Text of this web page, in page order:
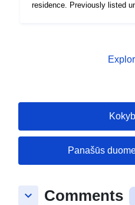
residence. Previously listed
Income Analyses: Other
Panašūs
keyboard_arrow_down Comments